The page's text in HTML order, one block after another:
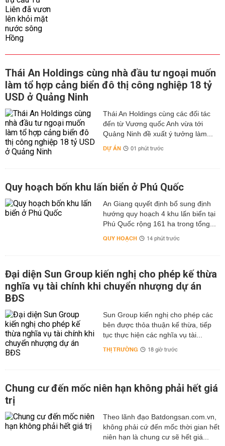
Thái An Holdings cùng nhà đầu tư ngoại muốn
làm tổ hợp cảng biển đô thị công nghiệp 18 tỷ
USD ở Quảng Ninh
Thái An Holdings cùng các đối tác
đến từ Vương quốc Anh vừa tới
Quảng Ninh đề xuất ý tưởng làm...
DỰ ÁN 01 phút trước
Quy hoạch bốn khu lấn biển ở Phú Quốc
An Giang quyết định bổ sung định
hướng quy hoạch 4 khu lấn biển tại
Phú Quốc rộng 161 ha trong tổng...
QUY HOẠCH 14 phút trước
Đại diện Sun Group kiến nghị cho phép kế thừa
nghĩa vụ tài chính khi chuyển nhượng dự án
BĐS
Sun Group kiến nghị cho phép các
bên được thỏa thuận kế thừa, tiếp
tục thực hiện các nghĩa vụ tài...
THỊ TRƯỜNG 18 giờ trước
Chung cư đến mốc niên hạn không phải hết giá
trị
Theo lãnh đạo Batdongsan.com.vn,
không phải cứ đến mốc thời gian hết
niên hạn là chung cư sẽ hết giá...